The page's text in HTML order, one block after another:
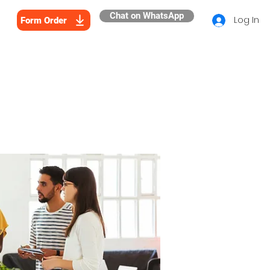
Form Order Chat on WhatsApp Log In